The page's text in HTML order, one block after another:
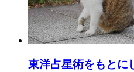
東洋占星術をもとに